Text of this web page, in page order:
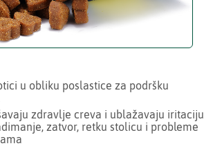
u obliku poslastice za podršku
zdravlje creva i ublažavaju iritaciju
zatvor, retku stolicu i probleme